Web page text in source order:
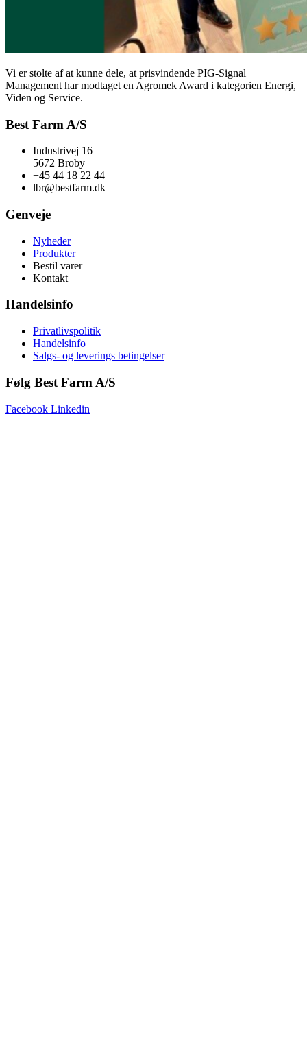
Vi er stolte af at kunne dele, at prisvindende PIG‑Signal
Management har modtaget en Agromek Award i kategorien Energi,
Viden og Service.
Best Farm A/S
Industrivej 16
5672 Broby
+45 44 18 22 44
lbr@bestfarm.dk
Genveje
Nyheder
Produkter
Bestil varer
Kontakt
Handelsinfo
Privatlivspolitik
Handelsinfo
Salgs- og leverings betingelser
Følg Best Farm A/S
Facebook Linkedin